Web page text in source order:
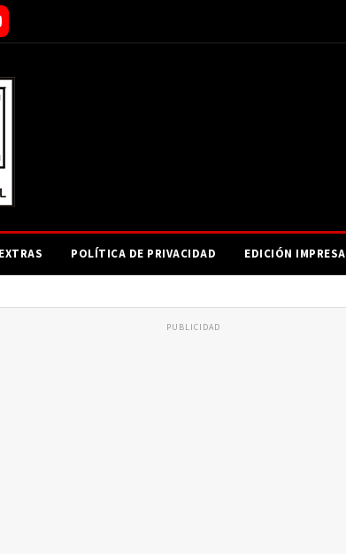
EXTRAS POLÍTICA DE PRIVACIDAD EDICIÓN IMPRESA
PUBLICIDAD